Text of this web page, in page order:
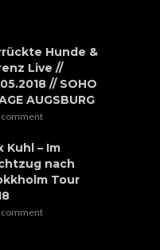
Hunde &
Live //
// SOHO
AUGSBURG
comment
Kuhl – Im
nach
Tour
comment